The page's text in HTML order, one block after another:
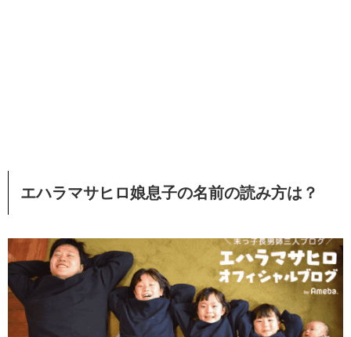
エハラマサヒロ娘息子の名前の読み方は？